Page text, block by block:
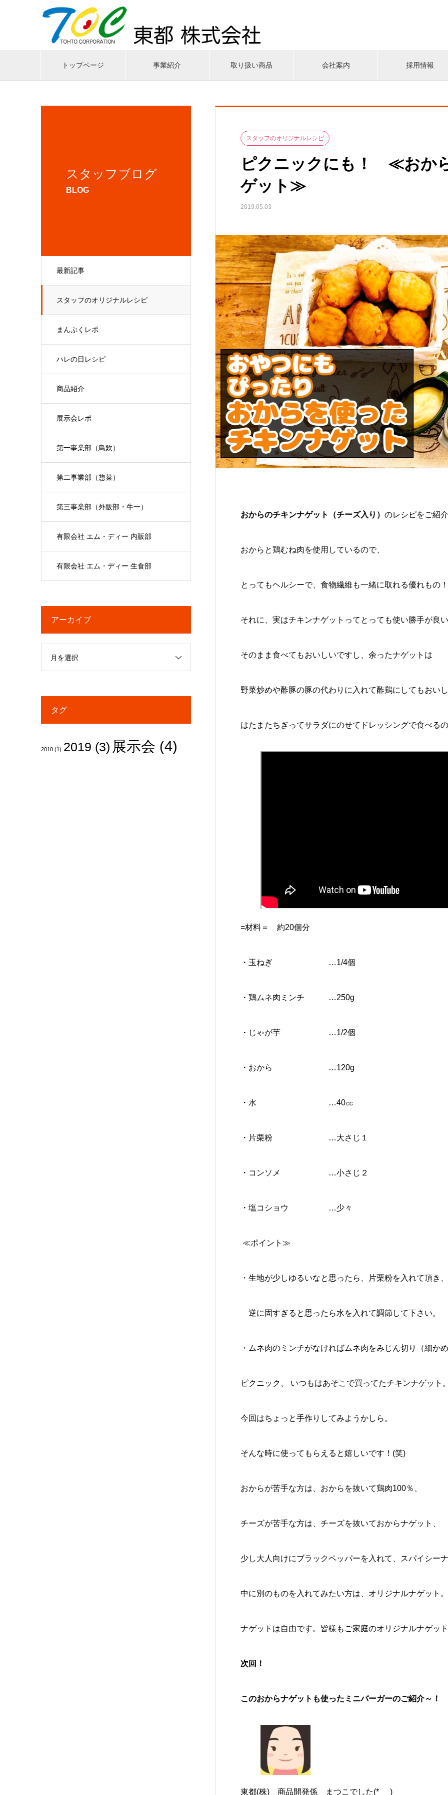
トップページ 事業紹介 取り扱い商品 会社案内 採用情報
スタッフブログ
BLOG
最新記事
スタッフのオリジナルレシピ
まんぷくレポ
ハレの日レシピ
商品紹介
展示会レポ
第一事業部（鳥欽）
第二事業部（惣菜）
第三事業部（外販部・牛一）
有限会社 エム・ディー 内販部
有限会社 エム・ディー 生食部
スタッフのオリジナルレシピ
ピクニックにも！ ≪おか
ゲット≫
2019.05.03
おからのチキンナゲット（チーズ入り） のレシピをご紹
おからと鶏むね肉を使用しているので、
とってもヘルシーで、食物繊維も一緒に取れる優れもの！
それに、実はチキンナゲットってとっても使い勝手が良
そのまま食べてもおいしいですし、余ったナゲットは
野菜炒めや酢豚の豚の代わりに入れて酢鶏にしてもおい
はたまたちぎってサラダにのせてドレッシングで食べる
=材料＝ 約20個分
・玉ねぎ …1/4個
・鶏ムネ肉ミンチ …250g
・じゃが芋 …1/2個
・おから …120g
・水 …40㏄
・片栗粉 …大さじ１
・コンソメ …小さじ２
・塩コショウ …少々
≪ポイント≫
・生地が少しゆるいなと思ったら、片栗粉を入れて頂き、
逆に固すぎると思ったら水を入れて調節して下さい。
・ムネ肉のミンチがなければムネ肉をみじん切り（細か
ピクニック、 いつもはあそこで買ってたチキンナゲット
今回はちょっと手作りしてみようかしら。
そんな時に使ってもらえると嬉しいです！(笑)
おからが苦手な方は、おからを抜いて鶏肉100％、
チーズが苦手な方は、チーズを抜いておからナゲット、
少し大人向けにブラックペッパーを入れて、スパイシー
中に別のものを入れてみたい方は、オリジナルナゲット。
ナゲットは自由です。皆様もご家庭のオリジナルナゲッ
次回！
このおからナゲットも使ったミニバーガーのご紹介～！
東都(株) 商品開発係 まつこでした(*_ _)
アーカイブ
月を選択
タグ
2018 (1) 2019 (3) 展示会 (4)